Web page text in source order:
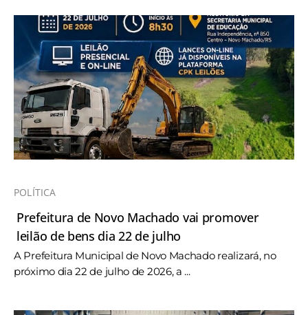
POLÍTICA
Prefeitura de Novo Machado vai promover
leilão de bens dia 22 de julho
A Prefeitura Municipal de Novo Machado realizará, no
próximo dia 22 de julho de 2026, a ...